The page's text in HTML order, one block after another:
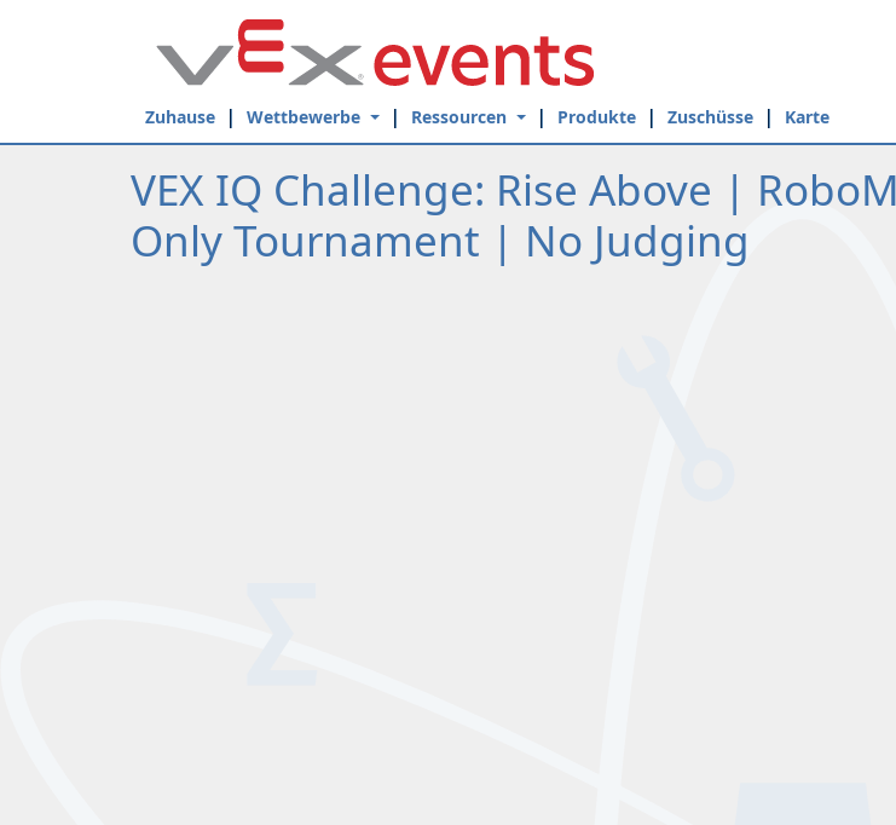
Zuhause Wettbewerbe Ressourcen Produkte Zuschüsse Karte
VEX IQ Challenge: Rise Above |
Only Tournament | No Judging